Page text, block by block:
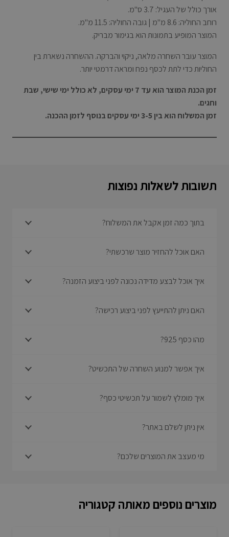
אורך כולל של העגיל: 3.7 ס"מ.
רוחב החוליה: 8.6 מ"מ | גובה החוליה: 11.5 מ"מ.
המוצר המופיע בתמונות הוא בגימור מבריק.
המוצר עובר השחרה מלאה, ניקוי והברקה. ההשחרה נשארת בין
החוליות כדי לתת לכסף נפח ומראה דרמטי יותר.
זמן הכנת המוצר הוא עד 7 ימי עסקים, לא כולל ימי שישי, שבת
וחגים.
זמן המשלוח הוא בין 3-5 ימי עסקים בנוסף לזמן ההכנה
.
תשובות לשאלות נפוצות
בתוך כמה זמן אקבל את המשלוח?
האם אוכל להחזיר מוצר שרכשתי?
איך אוכל לבצע מדידה נכונה לפני ביצוע הזמנה?
האם ניתן להתייעץ לפני ביצוע רכישה?
מהו כסף 925?
איך אפשר למנוע השחרה של התכשיט?
איך מומלץ לשמור על תכשיטי כסף?
אין ניתן לשלם באתר?
מי מעצב את המוצרים שלכם?
מוצרים נוספים מאותה קטגוריה